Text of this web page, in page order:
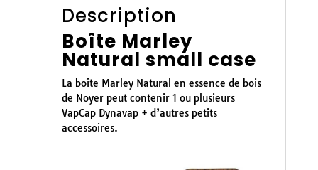
Description
Boîte Marley
Natural small case
La boîte Marley Natural en essence de bois
de Noyer peut contenir 1 ou plusieurs
VapCap Dynavap + d’autres petits
accessoires.